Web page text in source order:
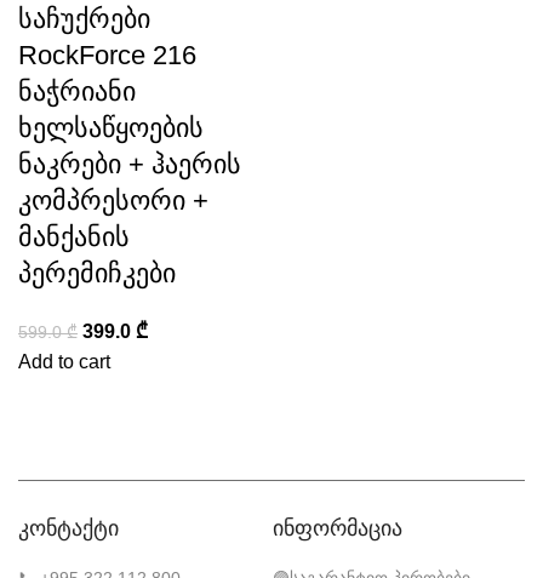
საჩუქრები
RockForce 216
ნაჭრიანი
ხელსაწყოების
ნაკრები + ჰაერის
კომპრესორი +
მანქანის
პერემიჩკები
599.0₾ 399.0 ₾
Add to cart
კონტაქტი ინფორმაცია